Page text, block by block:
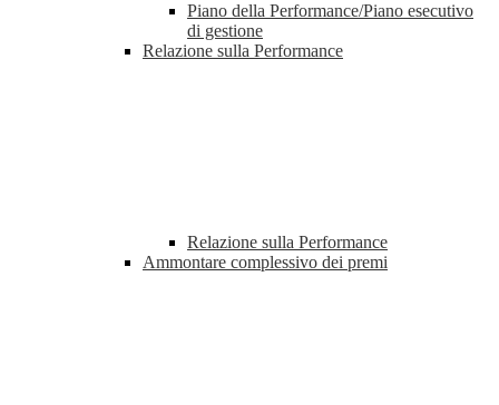
Piano della Performance/Piano esecutivo
di gestione
Relazione sulla Performance
Relazione sulla Performance
Ammontare complessivo dei premi